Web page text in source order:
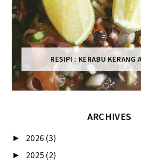
RESIPI : KERABU KERANG
ARCHIVES
► 2026 (3)
► 2025 (2)